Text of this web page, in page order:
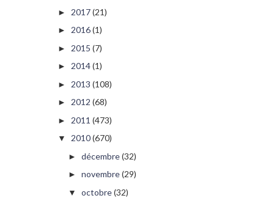
► 2017(21)
► 2016(1)
► 2015 (7)
► 2014(1)
► 2013 (108)
► 2012 (68)
► 2011 (473)
▼ 2010(670)
► décembre(32)
► novembre(29)
▼ octobre(32)